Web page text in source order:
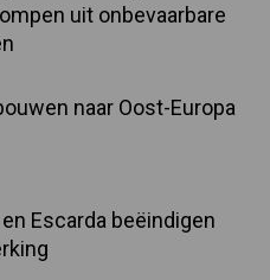
uit onbevaarbare
naar Oost-Europa
Escarda beëindigen